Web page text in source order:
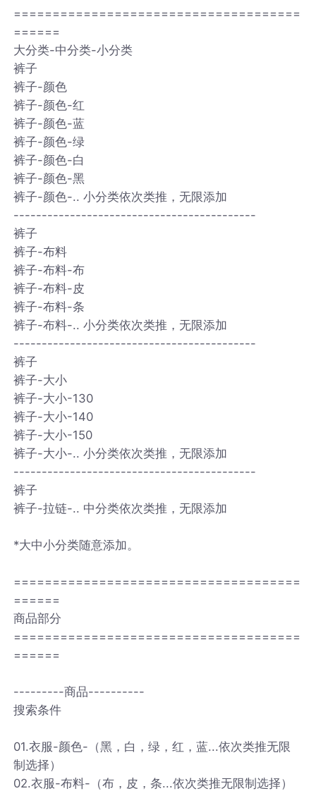
=====================================
======
大分类-中分类-小分类
裤子
裤子-颜色
裤子-颜色-红
裤子-颜色-蓝
裤子-颜色-绿
裤子-颜色-白
裤子-颜色-黑
裤子-颜色-.. 小分类依次类推，无限添加
-------------------------------------------
裤子
裤子-布料
裤子-布料-布
裤子-布料-皮
裤子-布料-条
裤子-布料-.. 小分类依次类推，无限添加
-------------------------------------------
裤子
裤子-大小
裤子-大小-130
裤子-大小-140
裤子-大小-150
裤子-大小-.. 小分类依次类推，无限添加
-------------------------------------------
裤子
裤子-拉链-.. 中分类依次类推，无限添加
*大中小分类随意添加。
=====================================
======
商品部分
=====================================
======
---------商品----------
搜索条件
01.衣服-颜色-（黑，白，绿，红，蓝...依次类推无限
制选择）
02.衣服-布料-（布，皮，条...依次类推无限制选择）